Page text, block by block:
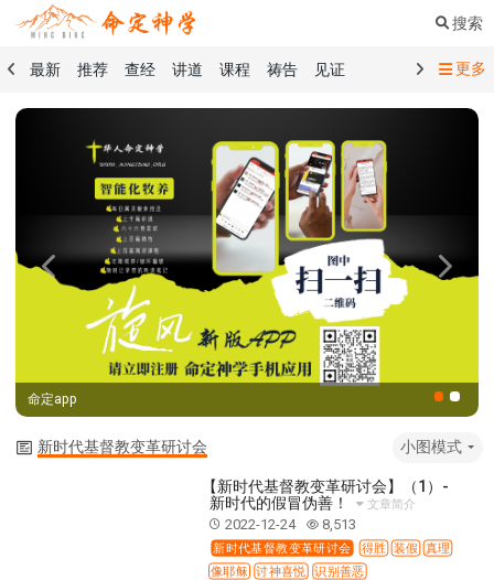
搜索
最新 推荐 查经 讲道 课程 祷告
见证
101课程 创世记 马太福音
传道书
圣餐礼文 01 创世记
02 出埃及记
04 民数记 05 申命记
06 约书亚记
07 士师记
08 路得记
09 撒母耳记上
10 撒母耳记下
11 列王纪上
12 列王纪下
15 以斯拉记
16 尼希米记 17 以斯帖记
18 约伯记
20 箴言 21 传道书
23 以赛亚书
25 耶利米哀歌
38 撒迦利亚书
39 玛拉基书
41 马可福音
42 路加福音
44 使徒行传
45 罗马书
更多
命定app
Previous Next
新时代基督教变革研讨会 小图模式
【新时代基督教变革研讨会】（1）-
新时代的假冒伪善！
文章简介
2022-12-24 8,513
新时代基督教变革研讨会 得胜 装假 真理
像耶稣 讨神喜悦 识别善恶